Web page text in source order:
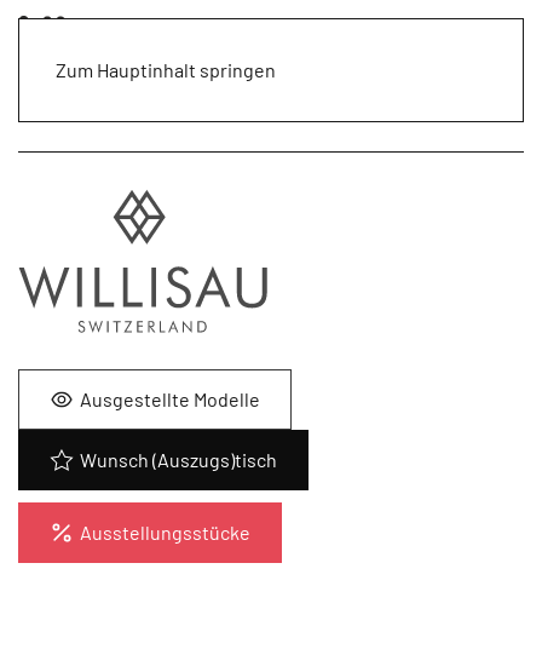
Zum Hauptinhalt springen
Ausgestellte Modelle
Wunsch (Auszugs)tisch
Ausstellungsstücke